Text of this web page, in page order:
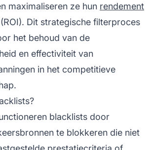
maximaliseren ze hun rendement
(ROI). Dit strategische filterproces
het behoud van de
en effectiviteit van
in het competitieve
blacklists door
te blokkeren die niet